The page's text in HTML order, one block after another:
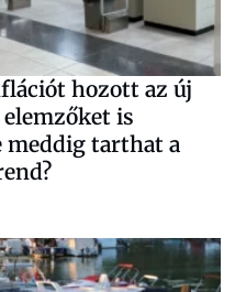
hozott az új
is
meddig tarthat a